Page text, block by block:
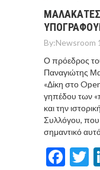
By:Newsroom 1
Ο πρόεδρος
Παναγιώτης
«Δίκη στο
γηπέδου των
και την
Συλλόγου, που
σημαντικό